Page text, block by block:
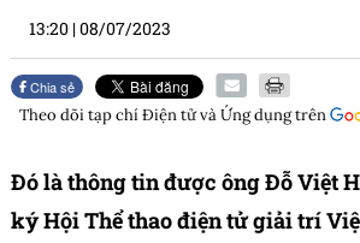
13:20 |08/07/2023
Chia sẻ
Theo dõi tạp chíĐiện tử và Ứng dụngtrên
Đó là thông tin được ông Đỗ Việt
ký Hội Thể thao điện tử giải trí